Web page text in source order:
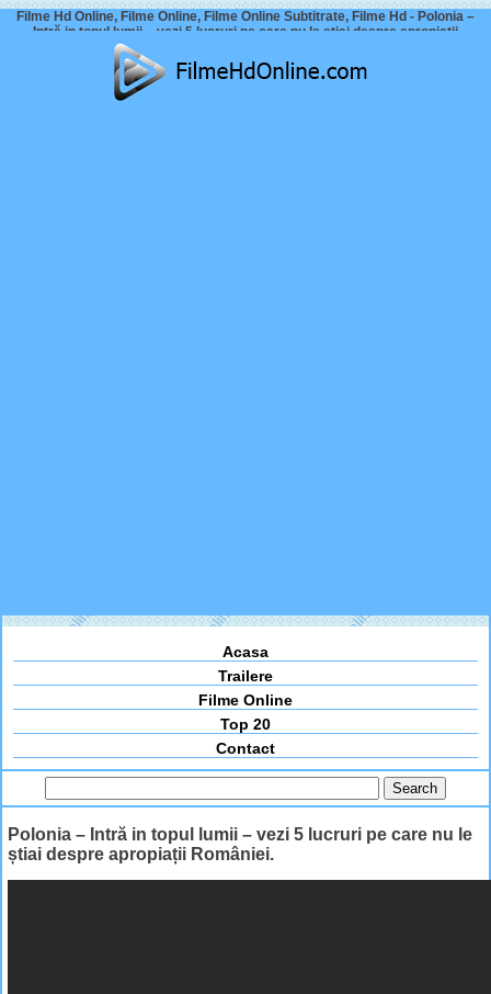
Filme Hd Online, Filme Online, Filme Online Subtitrate, Filme Hd - Polonia –
Intră in topul lumii – vezi 5 lucruri pe care nu le știai despre apropiații
Acasa
Trailere
Filme Online
Top 20
Contact
Polonia – Intră in topul lumii – vezi 5 lucruri pe care nu le
știai despre apropiații României.